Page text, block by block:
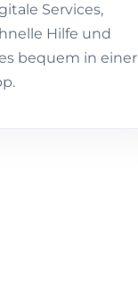
Services,
Hilfe und
bequem in einer